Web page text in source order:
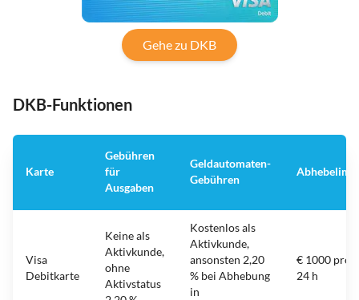
Gehe zu DKB
DKB-Funktionen
Karte
Gebühren
für
Ausgaben
Geldautomaten-
Gebühren
Abhebelimit
Visa
Debitkarte
Keine als
Aktivkunde,
ohne
Aktivstatus
Kostenlos als
Aktivkunde,
ansonsten 2,20
% bei Abhebung
in
€ 1000 pro
24 h